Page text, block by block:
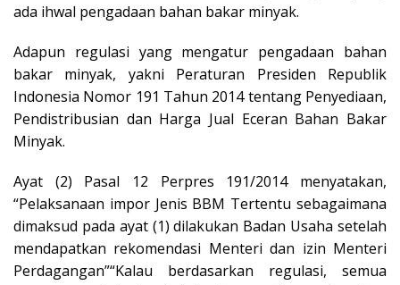
ada ihwal pengadaan bahan bakar minyak.
Adapun regulasi yang mengatur pengadaan bahan
bakar minyak, yakni Peraturan Presiden Republik
Indonesia Nomor 191 Tahun 2014 tentang Penyediaan,
Pendistribusian dan Harga Jual Eceran Bahan Bakar
Minyak.
Ayat (2) Pasal 12 Perpres 191/2014 menyatakan,
“Pelaksanaan impor Jenis BBM Tertentu sebagaimana
dimaksud pada ayat (1) dilakukan Badan Usaha setelah
mendapatkan rekomendasi Menteri dan izin Menteri
Perdagangan”“Kalau berdasarkan regulasi, semua